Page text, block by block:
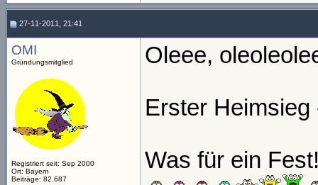
27-11-2011, 21:41
OMI
Gründungsmitglied
Registriert seit: Sep 2000
Ort: Bayern
Beiträge: 82.687
Oleee,
Erster
Was für ein